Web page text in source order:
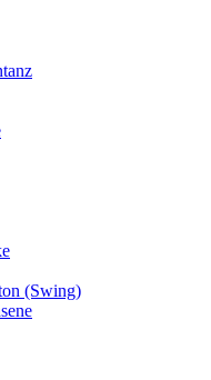
(Swing)